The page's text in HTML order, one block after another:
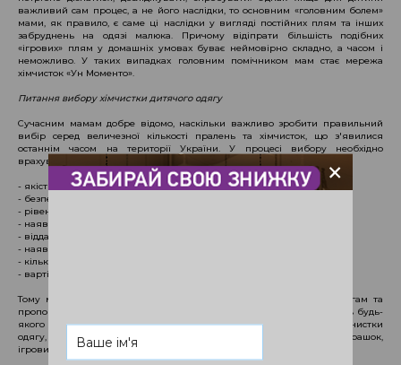
важливий сам процес, а не його наслідки, то основним «головним болем»
мами, як правило, є саме ці наслідки у вигляді постійних плям та інших
забруднень на одязі малюка. Причому відіпрати більшість подібних
«ігрових» плям у домашніх умовах буває неймовірно складно, а часом і
неможливо. У таких випадках головним помічником мам стає мережа
хімчисток «Ун Моменто».
Питання вибору хімчистки дитячого одягу
Сучасним мамам добре відомо, наскільки важливо зробити правильний
вибір серед величезної кількості пралень та хімчисток, що з'явилися
останнім часом на території України. У процесі вибору необхідно
врахувати безліч факторів:
- якість послуг;
- безпека використовуваних препаратів;
- рівень професіоналізму співробітників;
- наявність високоякісного обладнання;
- віддаленість хімчистки від дому;
- наявність додаткових послуг;
- кількість послуг;
- вартість цих послуг і т.д.
Тому мережа хімчисток «Ун Моменто» відповідає найвищим вимогам та
пропонує вам ефективні та безпечні методи видалення забруднень будь-
якого типу з одягу вашого малюка. До речі, крім безпосередньо хімчистки
одягу, наші досвідчені фахівці також виконують чищення м'яких іграшок,
ігрових килимків, ковдр, постільної білизни та інших дитячих речей.
+